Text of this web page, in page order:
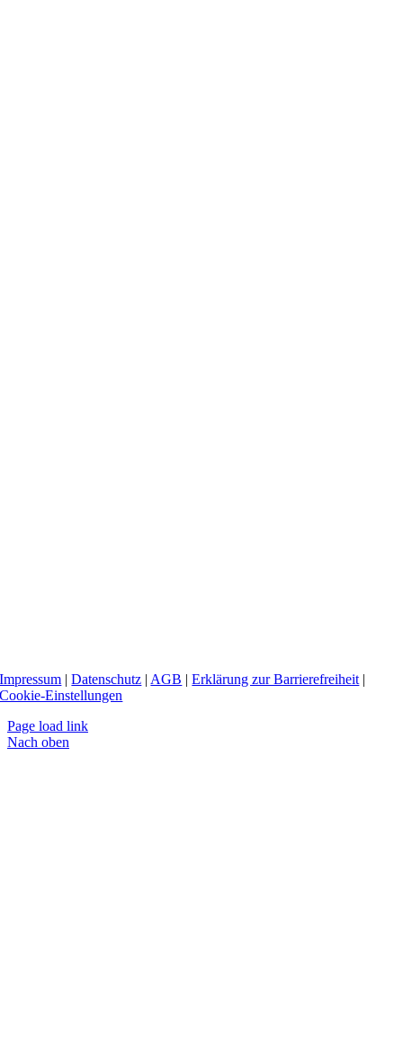
Impressum |Datenschutz | AGB |Erklärung zur Barrierefreiheit |
Cookie-Einstellungen
Page load link
Nach oben